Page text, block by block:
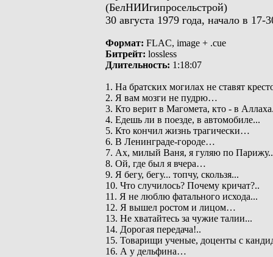
(БелНИИгипросельстрой)
30 августа 1979 года, начало в 17-
Формат: FLAC, image + .cue
Битрейт: lossless
Длительность: 1:18:07
1. На братских могилах не ставят
2. Я вам мозги не пудрю…
3. Кто верит в Магомета, кто - в
4. Едешь ли в поезде, в автомобиле...
5. Кто кончил жизнь трагически…
6. В Ленинграде-городе…
7. Ах, милый Ваня, я гуляю по
8. Ой, где был я вчера…
9. Я бегу, бегу... топчу, скользя...
10. Что случилось? Почему кричат?..
11. Я не люблю фатального исхода...
12. Я вышел ростом и лицом…
13. Не хватайтесь за чужие талии...
14. Дорогая передача!..
15. Товарищи ученые, доценты с
16. А у дельфина…